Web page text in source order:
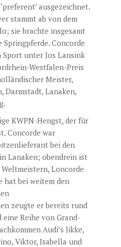
ausgezeichnet.
stammt ab von dem
sie brachte insgesamt
Concorde
unter Jos Lansink
Westfalen-Preis
Meister,
Darmstadt, Lanaken,
KWPN-Hengst, der für
Concorde war
bei den
Lanaken; obendrein ist
Loncorde
hat bei weitem den
zeugte er bereits rund
eine Reihe von Grand-
Audi’s Jikke,
Viktor, Isabella und